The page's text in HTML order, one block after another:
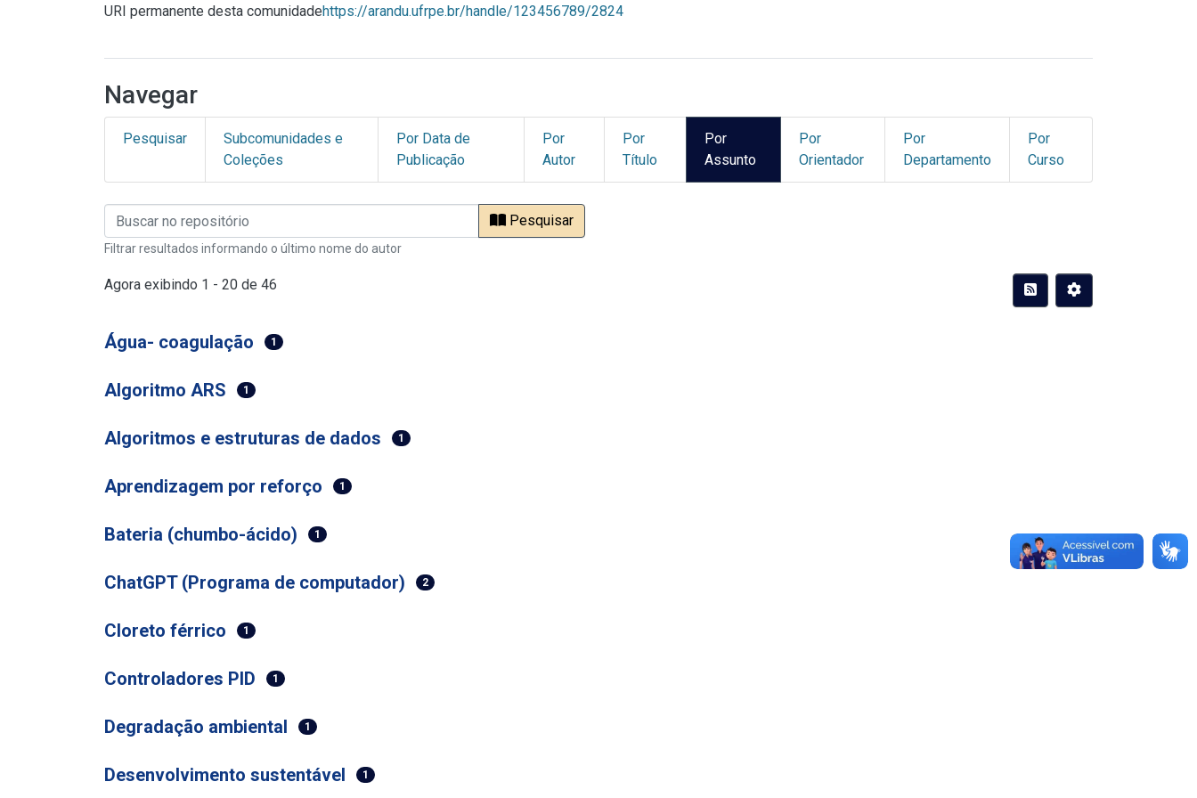
URI permanente desta comunidadehttps://arandu.ufrpe.br/handle/123456789/2824
Navegar
Pesquisar
Subcomunidades e
Coleções
Por Data de
Publicação
Por
Autor
Por
Título
Por
Assunto
Por
Orientador
Por
Departamento
Por
Curso
Pesquisar
Filtrar resultados informando o último nome do autor
Agora exibindo 1 - 20 de 46
Água- coagulação 1
Algoritmo ARS 1
Algoritmos e estruturas de dados 1
Aprendizagem por reforço 1
Bateria (chumbo-ácido) 1
ChatGPT (Programa de computador) 2
Cloreto férrico 1
Controladores PID 1
Degradação ambiental 1
Desenvolvimento sustentável 1